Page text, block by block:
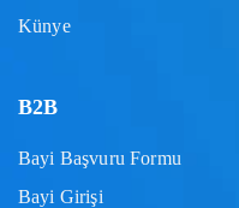
Künye
B2B
Bayi Başvuru Formu
Bayi Girişi